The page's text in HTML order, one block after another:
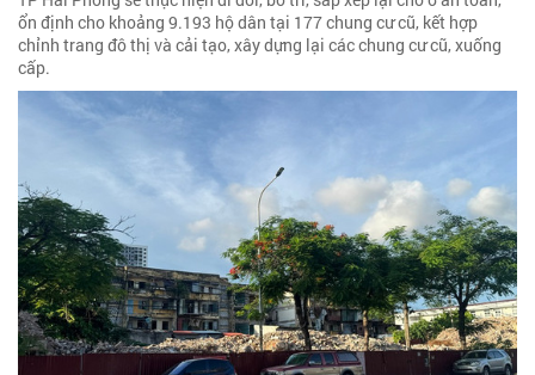
ổn định cho khoảng 9.193 hộ dân tại 177 chung cư cũ, kết hợp
chỉnh trang đô thị và cải tạo, xây dựng lại các chung cư cũ, xuống
cấp.